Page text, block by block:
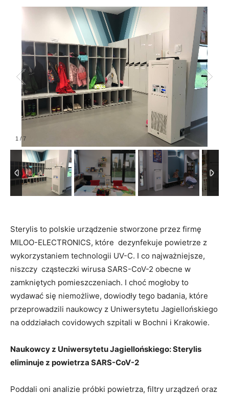
1 / 7
Sterylis to polskie urządzenie stworzone przez firmę
MILOO-ELECTRONICS, które dezynfekuje powietrze z
wykorzystaniem technologii UV-C. I co najważniejsze,
niszczy cząsteczki wirusa SARS-CoV-2 obecne w
zamkniętych pomieszczeniach. I choć mogłoby to
wydawać się niemożliwe, dowiodły tego badania, które
przeprowadzili naukowcy z Uniwersytetu Jagiellońskiego
na oddziałach covidowych szpitali w Bochni i Krakowie.
Naukowcy z Uniwersytetu Jagiellońskiego: Sterylis
eliminuje z powietrza SARS-CoV-2
Poddali oni analizie próbki powietrza, filtry urządzeń oraz